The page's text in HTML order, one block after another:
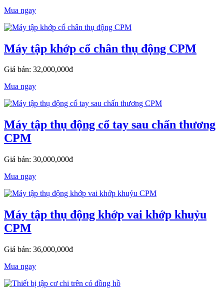
Mua ngay
Máy tập khớp cổ chân thụ động CPM
Giá bán: 32,000,000đ
Mua ngay
Máy tập thụ động cổ tay sau chấn thương
CPM
Giá bán: 30,000,000đ
Mua ngay
Máy tập thụ động khớp vai khớp khuỷu
CPM
Giá bán: 36,000,000đ
Mua ngay